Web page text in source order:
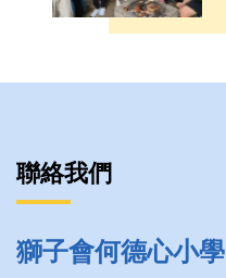
聯絡我們
獅子會何德心小學